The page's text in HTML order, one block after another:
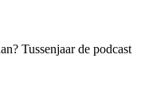
Tussenjaar de podcast